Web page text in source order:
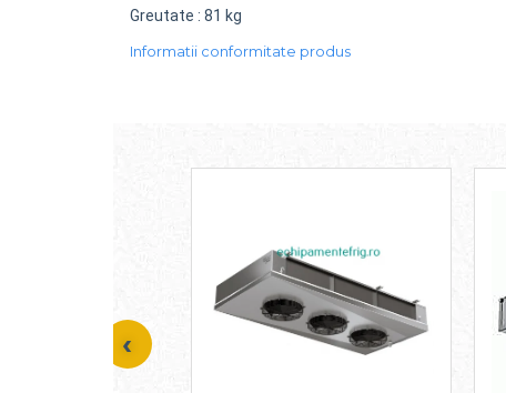
Greutate : 81 kg
Informatii conformitate produs